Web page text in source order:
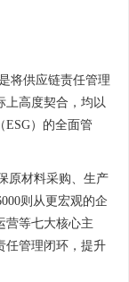
将供应链责任管理
上高度契合，均以
）的全面管
原材料采购、生产
则从更宏观的企
营等七大核心主
任管理闭环，提升